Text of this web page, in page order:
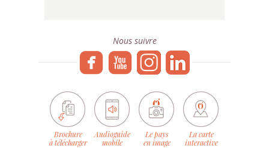
Nous suivre
Brochure
à télécharger
Audioguide
mobile
Le pays
en image
La carte
interactive